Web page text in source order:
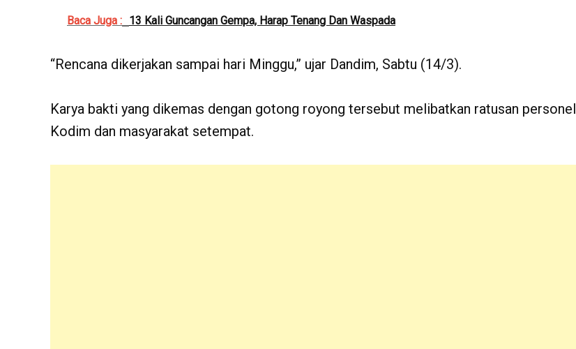
Baca Juga : 13 Kali Guncangan Gempa, Harap Tenang Dan Waspada
“Rencana dikerjakan sampai hari Minggu,” ujar Dandim, Sabtu (14/3).
Karya bakti yang dikemas dengan gotong royong tersebut melibatkan ratusan personel
Kodim dan masyarakat setempat.